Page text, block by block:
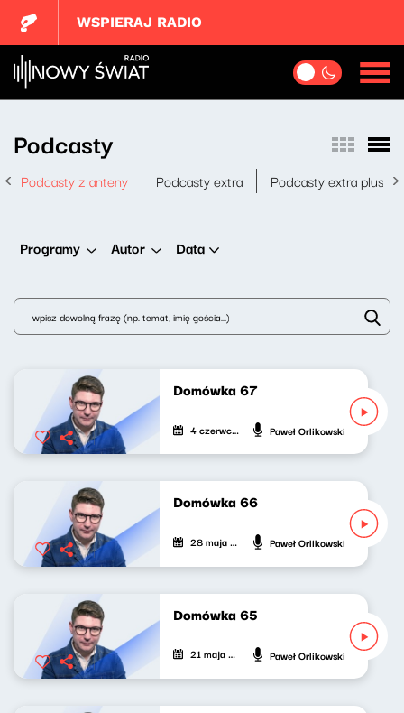
WSPIERAJ RADIO
Podcasty
Podcasty z anteny Podcasty extra Podcasty extra plus
Programy Autor Data
Domówka 67
4 czerwca 2022 Paweł Orlikowski
Domówka 66
28 maja 2022 Paweł Orlikowski
Domówka 65
21 maja 2022 Paweł Orlikowski